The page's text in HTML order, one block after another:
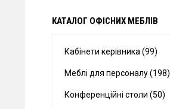
КАТАЛОГ ОФІСНИХ МЕБЛІВ
Кабінети керівника (99)
Меблі для персоналу (198)
Конференційні столи (50)